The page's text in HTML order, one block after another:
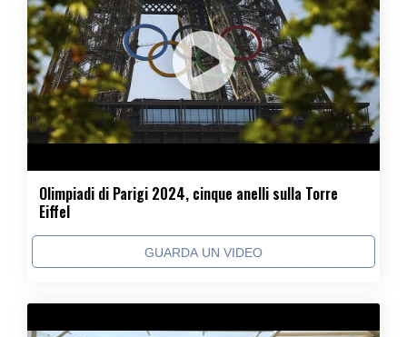
Olimpiadi di Parigi 2024, cinque anelli sulla Torre
Eiffel
GUARDA UN VIDEO